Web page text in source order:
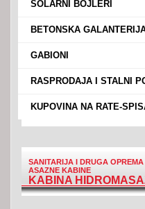
SOLARNI BOJLERI
BETONSKA
GABIONI
RASPRODAJA I STALNI
KUPOVINA NA RATE-
SANITARIJA I DRUGA OPREMA
ASAZNE KABINE
KABINA